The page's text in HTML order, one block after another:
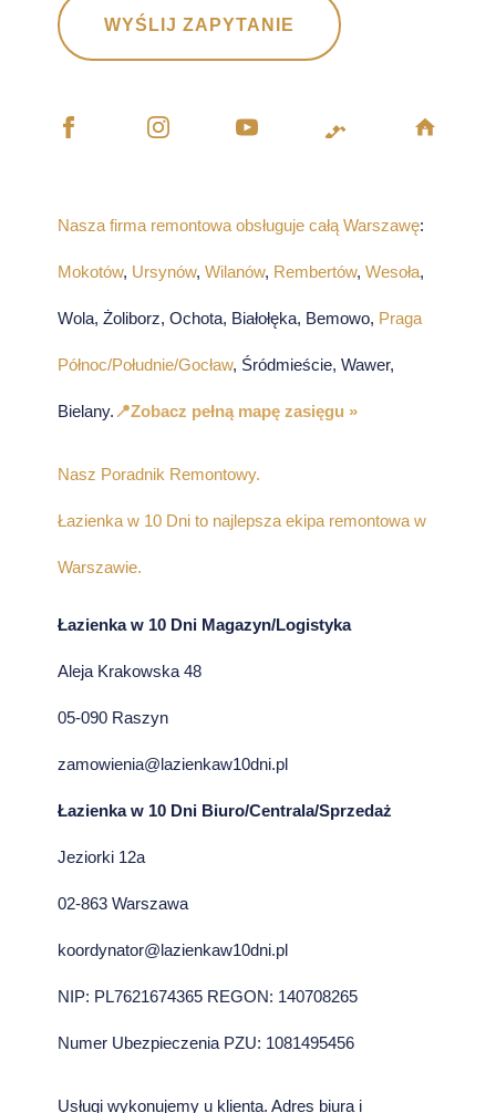
WYŚLIJ ZAPYTANIE
Nasza firma remontowa obsługuje całą Warszawę:
Mokotów, Ursynów,Wilanów, Rembertów,Wesoła,
Wola, Żoliborz, Ochota, Białołęka, Bemowo, Praga
Północ/Południe/Gocław, Śródmieście, Wawer,
Bielany. 📍Zobacz pełną mapę zasięgu »
Nasz Poradnik Remontowy.
Łazienka w 10 Dni to najlepsza ekipa remontowa w
Warszawie.
Łazienka w 10 Dni Magazyn/Logistyka
Aleja Krakowska 48
05-090 Raszyn
zamowienia@lazienkaw10dni.pl
Łazienka w 10 Dni Biuro/Centrala/Sprzedaż
Jeziorki 12a
02-863 Warszawa
koordynator@lazienkaw10dni.pl
NIP: PL7621674365 REGON: 140708265
Numer Ubezpieczenia PZU: 1081495456
Usługi wykonujemy u klienta. Adres biura i